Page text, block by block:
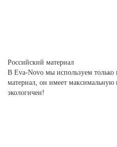
Российский материал
В Eva-Novo мы используем только
материал, он имеет максимальную
экологичен!